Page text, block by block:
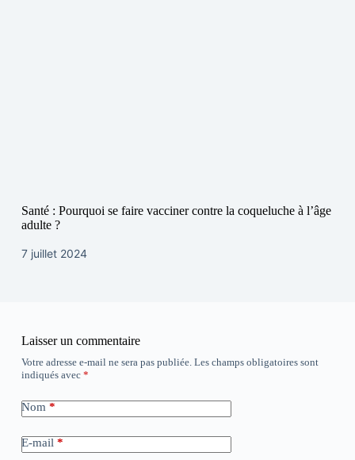
Santé : Pourquoi se faire vacciner contre la coqueluche à l’âge
adulte ?
7 juillet 2024
Laisser un commentaire
Votre adresse e-mail ne sera pas publiée. Les champs obligatoires sont
indiqués avec *
Nom *
E-mail *